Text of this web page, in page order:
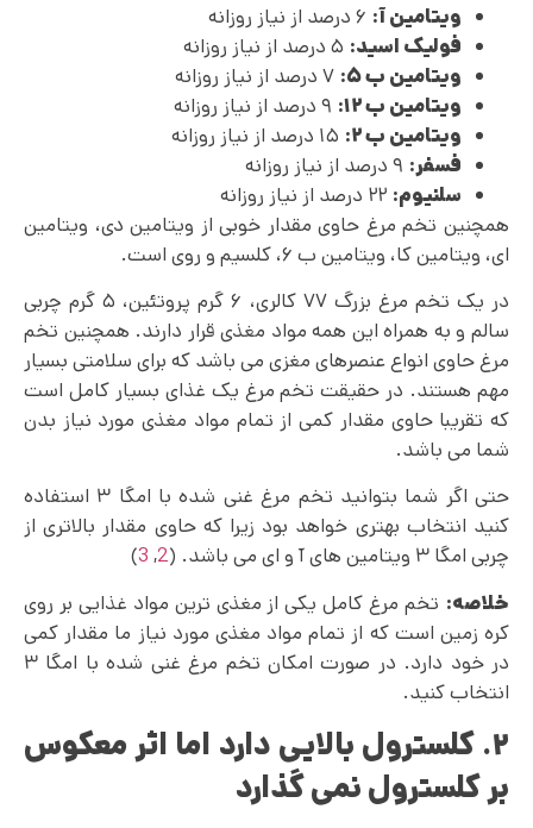
ویتامین آ:
فولیک اسید:
ویتامین ب ۵:
ویتامین ب ۱۲:
ویتامین ب ۲:
فسفر:
سلنیوم:
همچنین تخم مرغ حاوی مقدار خوبی از ویتامین دی، ویتامین
ای، ویتامین کا، ویتامین ب ۶، کلسیم و روی است.
در یک تخم مرغ بزرگ ۷۷ کالری، ۶ گرم پروتئین، ۵ گرم چربی
سالم و به همراه این همه مواد مغذی قرار دارند. همچنین تخم
مرغ حاوی انواع عنصرهای مغزی می باشد که برای سلامتی بسیار
مهم هستند. در حقیقت تخم مرغ یک غذای بسیار کامل است
که تقریبا حاوی مقدار کمی از تمام مواد مغذی مورد نیاز بدن
شما می باشد.
حتی اگر شما بتوانید تخم مرغ غنی شده با امگا ۳ استفاده
کنید انتخاب بهتری خواهد بود زیرا که حاوی مقدار بالاتری از
چربی امگا ۳ ویتامین های آ و ای می باشد. (
2
,
3
)
خلاصه: تخم مرغ کامل یکی از مغذی ترین مواد غذایی بر روی
کره زمین است که از تمام مواد مغذی مورد نیاز ما مقدار کمی
در خود دارد. در صورت امکان تخم مرغ غنی شده با امگا ۳
انتخاب کنید.
۲. کلسترول بالایی دارد اما اثر معکوس
بر کلسترول نمی گذارد